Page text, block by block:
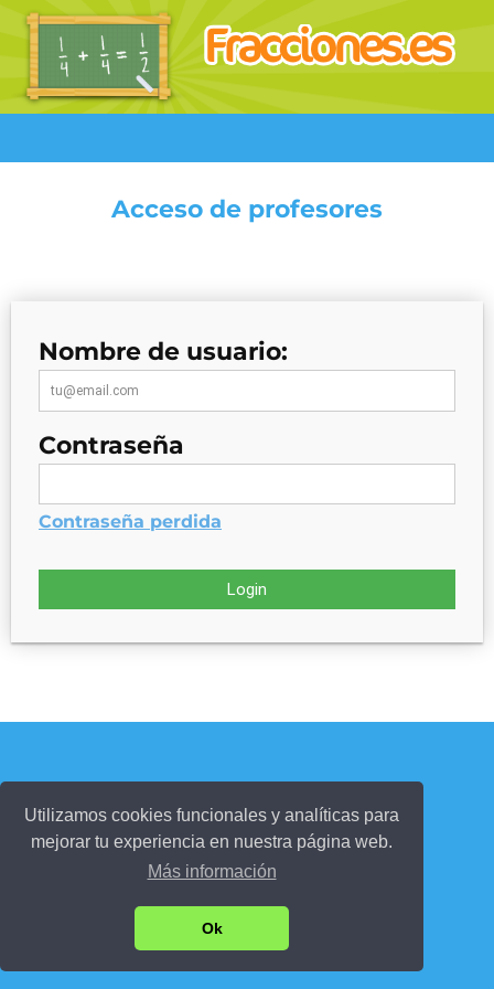
Utilizamos cookies funcionales y analíticas para
mejorar tu experiencia en nuestra página web.
Más información
Ok
Acceso de profesores
Nombre de usuario:
Contraseña
Contraseña perdida
Login